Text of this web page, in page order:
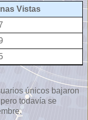
Vistas
únicos bajaron
todavía se